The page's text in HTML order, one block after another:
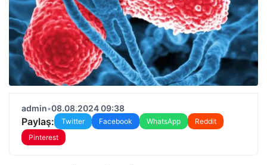
admin•08.08.2024 09:38
Paylaş: Twitter Facebook WhatsApp
Reddit
Pinterest